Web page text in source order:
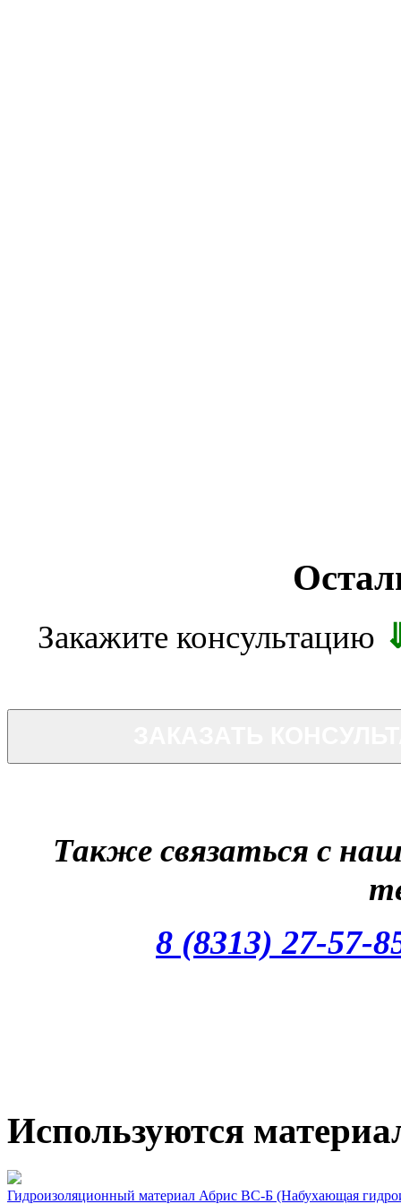
Закажите консультацию
Также связаться с
8 (8313) 27-57-
Используются
Гидроизоляционный материал Абрис ВС-Б (Набухающая